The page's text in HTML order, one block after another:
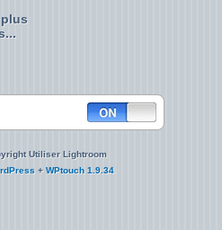
Utiliser Lightroom
+ WPtouch 1.9.34